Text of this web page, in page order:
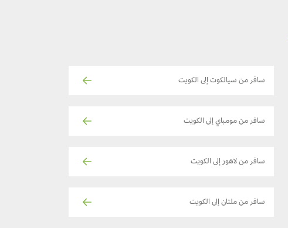
سافر من سيالكوت إلى الكويت
سافر من مومباي إلى الكويت
سافر من لاهور إلى الكويت
سافر من ملتان إلى الكويت